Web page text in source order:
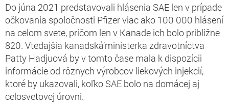
Do júna 2021 predstavovali hlásenia SAE len v prípade
očkovania spoločnosti Pfizer viac ako 100 000 hlásení
na celom svete, pričom len v Kanade ich bolo približne
820. Vtedajšia kanadská’ministerka zdravotníctva
Patty Hadjuová by v tomto čase mala k dispozícii
informácie od rôznych výrobcov liekových injekcií,
ktoré by ukazovali, koľko SAE bolo na domácej aj
celosvetovej úrovni.